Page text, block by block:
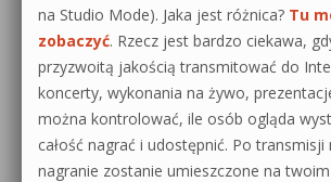
Wyszukiwanie
na Studio Mode). Jaka jest różnica? Tu
zobaczyć. Rzecz jest bardzo ciekawa,
przyzwoitą jakością transmitować do
koncerty, wykonania na żywo,
można kontrolować, ile osób ogląda
całość nagrać i udostępnić. Po transmisji
nagranie zostanie umieszczone na